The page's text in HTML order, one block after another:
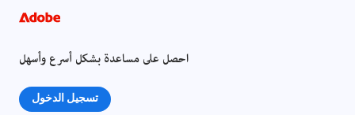
احصل على مساعدة بشكل أسرع وأسهل
تسجيل الدخول